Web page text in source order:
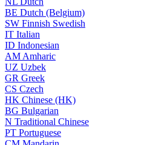
BE Dutch (Belgium)
SW Finnish Swedish
IT Italian
ID Indonesian
AM Amharic
UZ Uzbek
GR Greek
CS Czech
HK Chinese (HK)
BG Bulgarian
N Traditional Chinese
PT Portuguese